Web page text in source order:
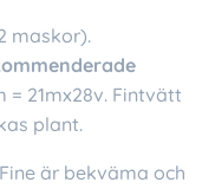
maskor).
= 21mx28v. Fintvätt
plant.
är bekväma och